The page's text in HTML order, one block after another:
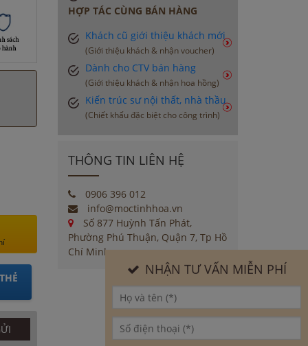
HỢP TÁC CÙNG BÁN HÀNG
Khách cũ giới thiệu khách mới
(Giới thiệu khách & nhận voucher)
Dành cho CTV bán hàng
(Giới thiệu khách & nhận hoa hồng)
Kiến trúc sư nội thất, nhà thầu
(Chiết khấu đặc biệt cho công trình)
THÔNG TIN LIÊN HỆ
0906 396 012
info@moctinhhoa.vn
Số 877 Huỳnh Tấn Phát,
Phường Phú Thuận, Quận 7, Tp Hồ
Chí Minh
NHẬN TƯ VẤN MIỄN PHÍ